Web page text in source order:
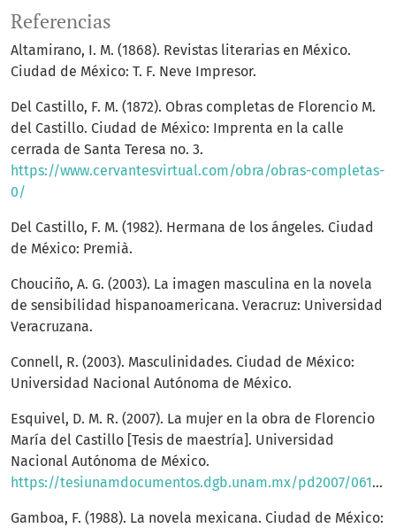
Referencias
Altamirano, I. M. (1868). Revistas literarias en México.
Ciudad de México: T. F. Neve Impresor.
Del Castillo, F. M. (1872). Obras completas de Florencio M.
del Castillo. Ciudad de México: Imprenta en la calle
cerrada de Santa Teresa no. 3.
https://www.cervantesvirtual.com/obra/obras-completas-
0/
Del Castillo, F. M. (1982). Hermana de los ángeles. Ciudad
de México: Premià.
Chouciño, A. G. (2003). La imagen masculina en la novela
de sensibilidad hispanoamericana. Veracruz: Universidad
Veracruzana.
Connell, R. (2003). Masculinidades. Ciudad de México:
Universidad Nacional Autónoma de México.
Esquivel, D. M. R. (2007). La mujer en la obra de Florencio
María del Castillo [Tesis de maestría]. Universidad
Nacional Autónoma de México.
https://tesiunamdocumentos.dgb.unam.mx/pd2007/0616269/Index.html
Gamboa, F. (1988). La novela mexicana. Ciudad de México: